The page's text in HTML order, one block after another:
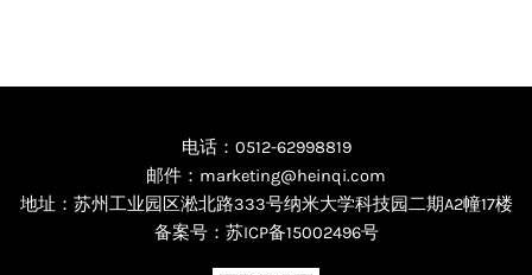
电话：0512-62998819
邮件：marketing@heinqi.com
地址：苏州工业园区淞北路333号纳米大学科技园二期A2幢17楼
备案号： 苏ICP备15002496号